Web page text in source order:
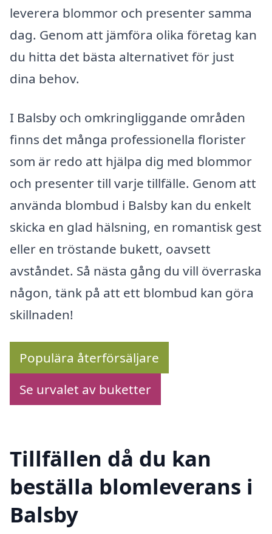
leverera blommor och presenter samma
dag. Genom att jämföra olika företag kan
du hitta det bästa alternativet för just
dina behov.
I Balsby och omkringliggande områden
finns det många professionella florister
som är redo att hjälpa dig med blommor
och presenter till varje tillfälle. Genom att
använda blombud i Balsby kan du enkelt
skicka en glad hälsning, en romantisk gest
eller en tröstande bukett, oavsett
avståndet. Så nästa gång du vill överraska
någon, tänk på att ett blombud kan göra
skillnaden!
Populära återförsäljare
Se urvalet av buketter
Tillfällen då du kan
beställa blomleverans i
Balsby